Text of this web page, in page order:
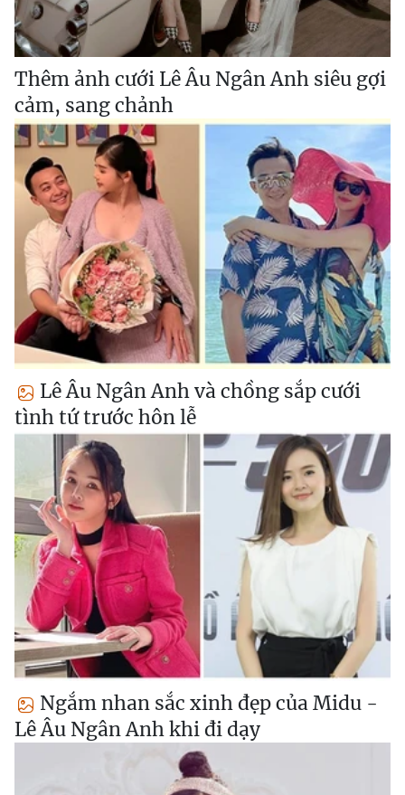
Thêm ảnh cưới Lê Âu Ngân Anh siêu gợi
cảm, sang chảnh
Lê Âu Ngân Anh và chồng sắp cưới
tình tứ trước hôn lễ
Ngắm nhan sắc xinh đẹp của Midu -
Lê Âu Ngân Anh khi đi dạy